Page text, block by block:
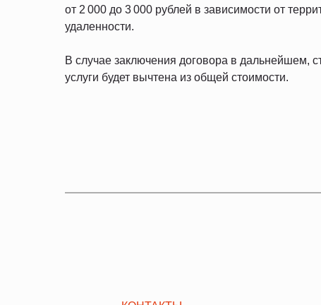
от 2 000 до 3 000 рублей в зависимости от
удаленности.
В случае заключения договора в дальнейшем,
услуги будет вычтена из общей стоимости.